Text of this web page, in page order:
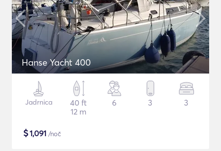
Hanse Yacht 400
Jadrnica
40 ft
12 m
6 3 3
$1,091 /noč